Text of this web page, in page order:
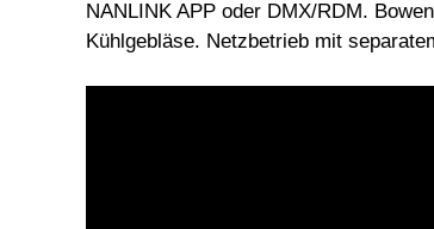
NANLINK APP oder DMX/RDM.
Kühlgebläse. Netzbetrieb mit